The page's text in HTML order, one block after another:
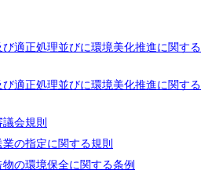
適正処理並びに環境美化推進に関する
適正処理並びに環境美化推進に関する
会規則
の指定に関する規則
の環境保全に関する条例